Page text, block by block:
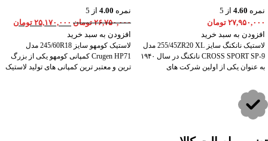
نمره 4.60 از 5
۲۷,۹۵۰,۰۰۰ تومان
افزودن به سبد خرید
لاستیک نانکنگ سایز 255/45ZR20 XL مدل
CROSS SPORT SP-9 نانکنگ در سال ۱۹۴۰
به عنوان یکی از اولین شرکت های
نمره 4.00 از 5
۲۶,۷۵۰,۰۰۰ تومان ۲۵,۱۷۰,۰۰۰ تومان
افزودن به سبد خرید
لاستیک کومهو سایز 245/60R18 مدل
Crugen HP71 کمپانی کومهو یکی از بزرگ
ترین و معتبر ترین کمپانی های تولید لاستیک